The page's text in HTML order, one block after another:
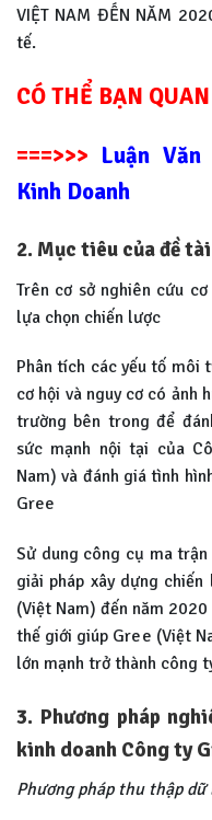
VIỆT NAM ĐẾN NĂM
tế.
CÓ THỂ BẠN
===>>> Luận
Kinh Doanh
2. Mục tiêu của đề tài
Trên cơ sở nghiên cứu
lựa chọn chiến lược
Phân tích các yếu tố môi
cơ hội và nguy cơ có ảnh
trường bên trong để
sức mạnh nội tại của
Nam) và đánh giá tình
Gree
Sử dung công cụ ma
giải pháp xây dựng
(Việt Nam) đến năm
thế giới giúp Gree (Việt
lớn mạnh trở thành công
3. Phương pháp
kinh doanh Công ty
Phương pháp thu thập dữ